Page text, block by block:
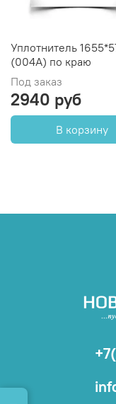
Уплотнитель
(004А) по краю
Под заказ
2940 руб
В корзину